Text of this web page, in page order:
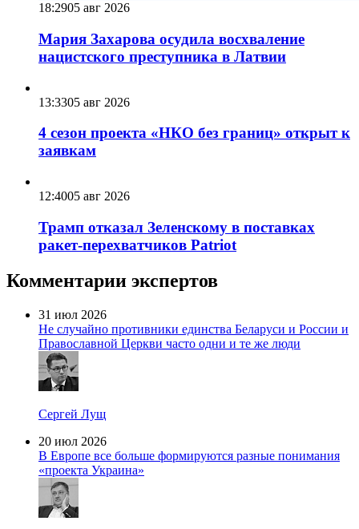
18:2905 авг 2026
Мария Захарова осудила восхваление
нацистского преступника в Латвии
13:3305 авг 2026
4 сезон проекта «НКО без границ» открыт к
заявкам
12:4005 авг 2026
Трамп отказал Зеленскому в поставках
ракет-перехватчиков Patriot
Комментарии экспертов
31 июл 2026
Не случайно противники единства Беларуси и России и
Православной Церкви часто одни и те же люди
Сергей Лущ
20 июл 2026
В Европе все больше формируются разные понимания
«проекта Украина»